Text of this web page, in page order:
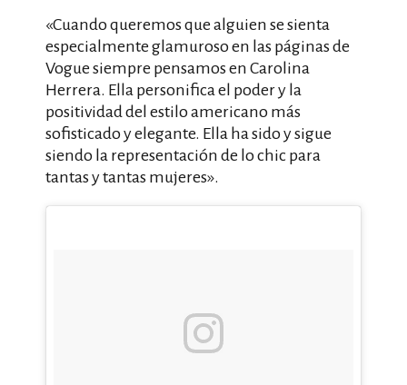
«Cuando queremos que alguien se sienta
especialmente glamuroso en las páginas de
Vogue siempre pensamos en Carolina
Herrera. Ella personifica el poder y la
positividad del estilo americano más
sofisticado y elegante. Ella ha sido y sigue
siendo la representación de lo chic para
tantas y tantas mujeres».